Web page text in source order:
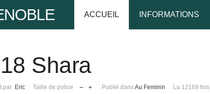
ACCUEIL INFORMATIONS
Shara
par Eric Taille de police Publié dansAu Feminin Lu 12169 fois
Pseudo